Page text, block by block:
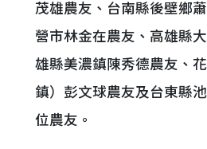
茂雄農友、台南縣後壁鄉
營市林金在農友、高雄縣
雄縣美濃鎮陳秀德農友、
鎮）彭文球農友及台東縣
位農友。